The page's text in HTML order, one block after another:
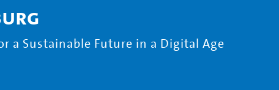
a Sustainable Future in a Digital Age